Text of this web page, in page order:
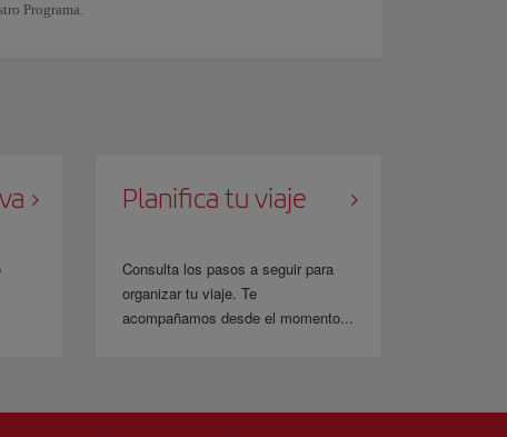
Programa.
Planifica tu viaje
Consulta los pasos a seguir para
organizar tu viaje. Te
acompañamos desde el momento...